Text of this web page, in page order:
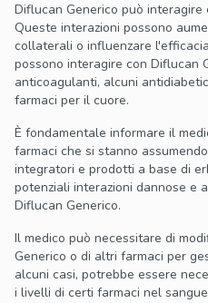
Diflucan Generico può
Queste interazioni possono
collaterali o influenzare
possono interagire con Diflucan
anticoagulanti, alcuni
farmaci per il cuore.
È fondamentale informare il
farmaci che si stanno
integratori e prodotti a base di
potenziali interazioni dannose e
Diflucan Generico.
Il medico può necessitare di
Generico o di altri farmaci per
alcuni casi, potrebbe essere
i livelli di certi farmaci nel